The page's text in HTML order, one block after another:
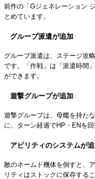
前作の「Gジェネレーション
とめています。
グループ派遣が追加
グループ派遣は、ステージ攻
です。「作戦」は「派遣時間
ができます。
遊撃グループが追加
遊撃グループは、母艦を持た
に、ターン経過でHP・ENを回
アビリティのシステムが
敵のネームド機体を倒すと、
リティはストックに保存する